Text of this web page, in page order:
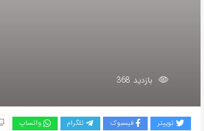
بازدید 368
توییتر فیسبوک تلگرام واتساپ